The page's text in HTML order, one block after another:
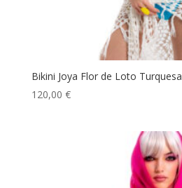
Bikini Joya Flor de Loto Turquesa
120,00 €